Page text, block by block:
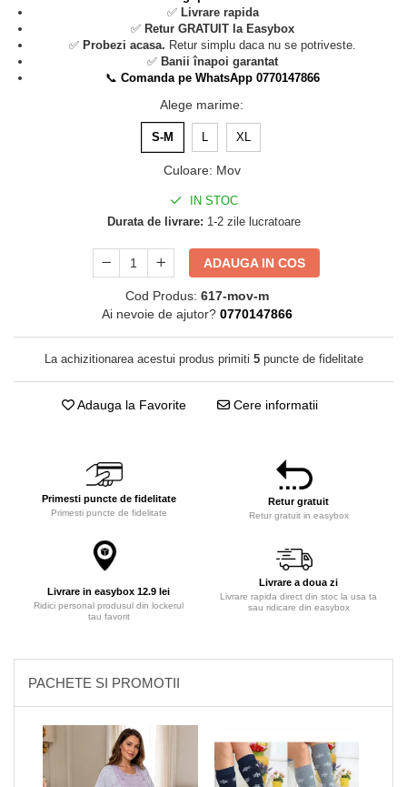
✅ Livrare rapida
✅ Retur GRATUIT la Easybox
✅ Probezi acasa. Retur simplu daca nu se potriveste.
✅ Banii înapoi garantat
📞 Comanda pe WhatsApp 0770147866
Alege marime:
S-M L XL
Culoare: Mov
IN STOC
Durata de livrare: 1-2 zile lucratoare
ADAUGA IN COS
Cod Produs: 617-mov-m
Ai nevoie de ajutor? 0770147866
La achizitionarea acestui produs primiti 5puncte de fidelitate
Adauga la Favorite Cere informatii
Primesti puncte de fidelitate
Primesti puncte de fidelitate
Retur gratuit
Retur gratuit in easybox
Livrare in easybox 12.9 lei
Ridici personal produsul din lockerul
tau favorit
Livrare a doua zi
Livrare rapida direct din stoc la usa ta
sau ridicare din easybox
PACHETE SI PROMOTII